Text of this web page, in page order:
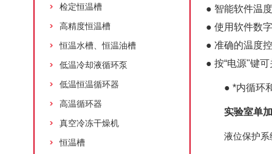
检定恒温槽
高精度恒温槽
恒温水槽、恒温油槽
低温冷却液循环泵
低温恒温循环器
高温循环器
真空冷冻干燥机
恒温槽
● 智能软件温
● 使用软件数
● 准确的温度
● 按“电源"键
● *内循环
实验室单
液位保护系